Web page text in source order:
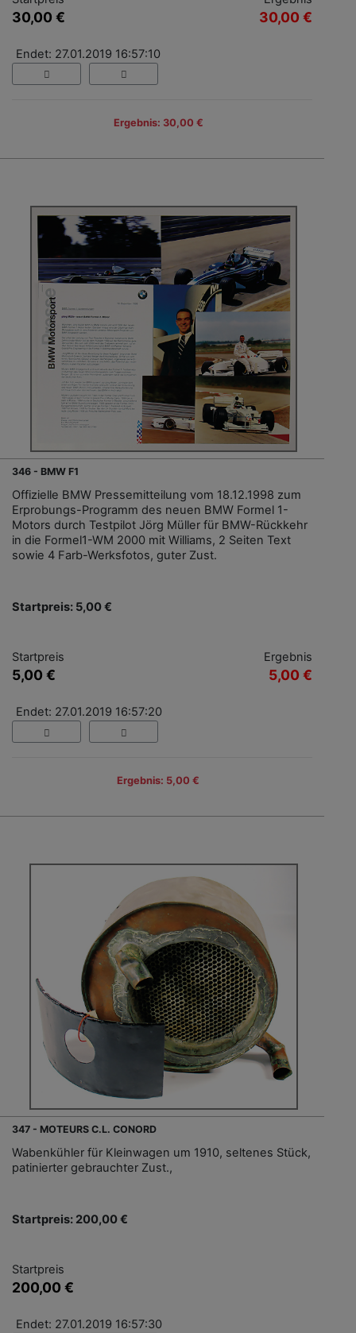
30,00 € 30,00 €
Endet: 27.01.2019 16:57:10
Ergebnis: 30,00 €
346 - BMW F1
Offizielle BMW Pressemitteilung vom 18.12.1998 zum
Erprobungs-Programm des neuen BMW Formel 1-
Motors durch Testpilot Jörg Müller für BMW-Rückkehr
in die Formel1-WM 2000 mit Williams, 2 Seiten Text
sowie 4 Farb-Werksfotos, guter Zust.
Startpreis: 5,00 €
Startpreis
5,00 €
Ergebnis
5,00 €
Endet: 27.01.2019 16:57:20
Ergebnis: 5,00 €
347 - MOTEURS C.L. CONORD
Wabenkühler für Kleinwagen um 1910, seltenes Stück,
patinierter gebrauchter Zust.,
Startpreis: 200,00 €
Startpreis
200,00 €
Endet: 27.01.2019 16:57:30